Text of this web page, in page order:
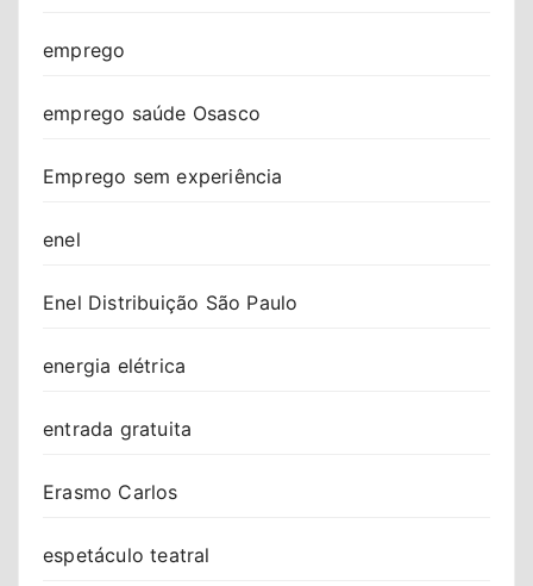
emprego
emprego saúde Osasco
Emprego sem experiência
enel
Enel Distribuição São Paulo
energia elétrica
entrada gratuita
Erasmo Carlos
espetáculo teatral